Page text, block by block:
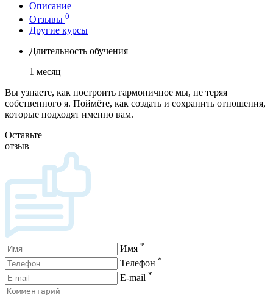
Описание
Отзывы 0
Другие курсы
Длительность обучения
1 месяц
Вы узнаете, как построить гармоничное мы, не теряя
собственного я. Поймёте, как создать и сохранить отношения,
которые подходят именно вам.
Оставьте
отзыв
Имя *
Телефон *
E-mail *